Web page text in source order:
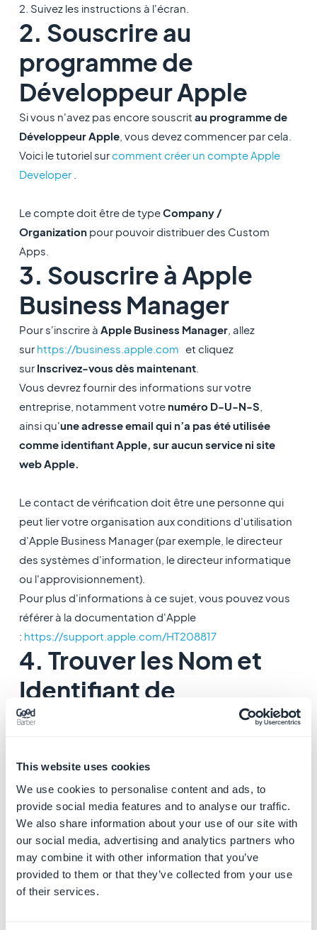
This website uses cookies
We use cookies to personalise content and ads, to
provide social media features and to analyse our traffic.
We also share information about your use of our site with
our social media, advertising and analytics partners who
may combine it with other information that you’ve
provided to them or that they’ve collected from your use
of their services.
2. Suivez les instructions à l'écran.
2. Souscrire au
programme de
Développeur Apple
Si vous n'avez pas encore souscrit au programme de
Développeur Apple, vous devez commencer par cela.
Voici le tutoriel surcomment créer un compte Apple
Developer.
Le compte doit être de typeCompany /
Organizationpour pouvoir distribuer des Custom
Apps.
3. Souscrire à Apple
Business Manager
Pour s'inscrire à Apple Business Manager, allez
sur https://business.apple.com et cliquez
sur Inscrivez-vous dès maintenant.
Vous devrez fournir des informations sur votre
entreprise, notamment votre numéro D-U-N-S
ainsi qu'une adresse email qui n’a pas été utilisée
comme identifiant Apple, sur aucun service ni site
web Apple.
Le contact de vérification doit être une personne qui
peut lier votre organisation aux conditions d'utilisation
d'Apple Business Manager (par exemple, le directeur
des systèmes d'information, le directeur informatique
ou l'approvisionnement).
Pour plus d'informations à ce sujet, vous pouvez vous
référer à la documentation d'Apple
: https://support.apple.com/HT208817
4. Trouver les Nom et
Identifiant de
l'organisation
1. Connectez-vous àApple Business Manager
2. Allez dansRéglages , puis dans
Informations sur
l'Inscription.
3. Cherchez lesNom et Identifiant de l'organisation
Mode GBTC: Fournissez cette information à l'Equipe de
Review GoodBarber avant la fin du processus de
vérification.